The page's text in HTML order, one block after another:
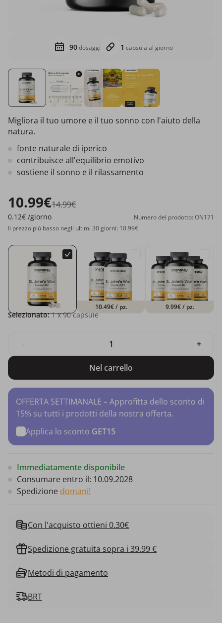
90dosaggi 1 capsula al giorno
Migliora il tuo umore e il tuo sonno con l'aiuto della
natura.
fonte naturale di iperico
contribuisce all'equilibrio emotivo
sostiene il sonno e il rilassamento
10.99€14.99€
0.12€ /giorno
Numero del prodotto: ON171
Il prezzo più basso negli ultimi 30 giorni: 10.99€
10.49€/ pz. 9.99€/ pz.
Selezionato: 1x 90 capsule
+
Nel carrello
OFFERTA SETTIMANALE – Approfitta dello sconto di
15% su tutti i prodotti della nostra offerta.
Applica lo sconto GET15
Immediatamente disponibile
Consumare entro il: 10.09.2028
Spedizione domani!
Con l'acquisto ottieni 0.30€
Spedizione gratuita sopra i 39.99 €
Metodi di pagamento
BRT